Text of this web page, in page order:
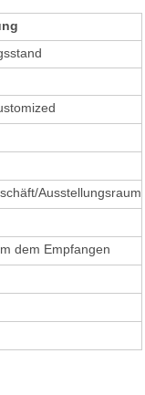
Ausstellungsraum
dem Empfangen